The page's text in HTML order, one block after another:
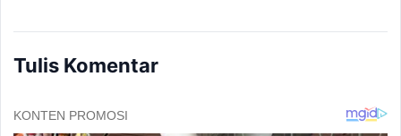
Tulis Komentar